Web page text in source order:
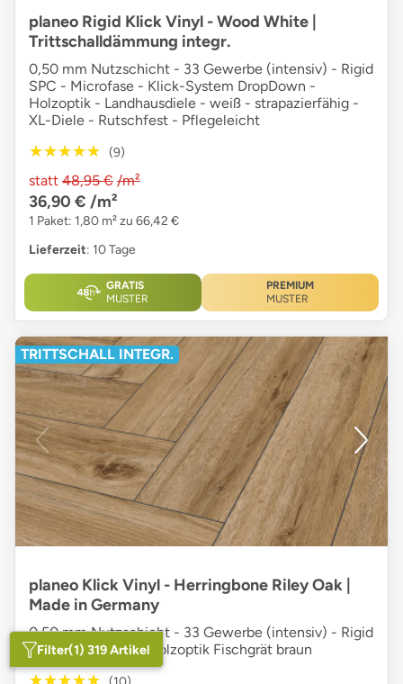
planeo Rigid Klick Vinyl - Wood White |
Trittschalldämmung integr.
0,50 mm Nutzschicht - 33 Gewerbe (intensiv) - Rigid
SPC - Microfase - Klick-System DropDown -
Holzoptik - Landhausdiele - weiß - strapazierfähig -
XL-Diele - Rutschfest - Pflegeleicht
★★★★★
★★★★★ (9)
statt 48,95 € /m²
36,90 € /m²
1 Paket: 1,80 m² zu 66,42 €
Lieferzeit: 10 Tage
GRATIS
MUSTER
PREMIUM
MUSTER
TRITTSCHALL INTEGR.
planeo Klick Vinyl - Herringbone Riley Oak |
Made in Germany
0,50 mm Nutzschicht - 33 Gewerbe (intensiv) - Rigid
SPC - Microfase - Holzoptik Fischgrät braun
Filter(1) 319 Artikel